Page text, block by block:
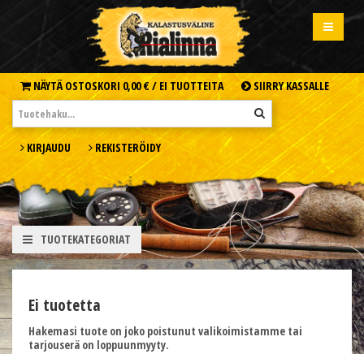
NÄYTÄ OSTOSKORI 0,00 € / EI TUOTTEITA SIIRRY KASSALLE
KIRJAUDU REKISTERÖIDY
TUOTEKATEGORIAT
Ei tuotetta
Hakemasi tuote on joko poistunut valikoimistamme tai
tarjouserä on loppuunmyyty.